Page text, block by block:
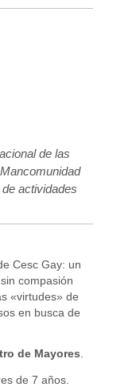
de las
actividades
Cesc Gay: un
compasión
«virtudes» de
en busca de
de Mayores
de 7 años.